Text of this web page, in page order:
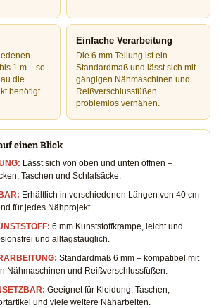
1 m – so
die
benötigt.
Einfache Verarbeitung
Die 6 mm Teilung ist ein
Standardmaß und lässt sich mit
gängigen Nähmaschinen und
Reißverschlussfüßen
problemlos vernähen.
einen Blick
Lässt sich von oben und unten öffnen –
Taschen und Schlafsäcke.
Erhältlich in verschiedenen Längen von 40 cm
für jedes Nähprojekt.
6 mm Kunststoffkrampe, leicht und
und alltagstauglich.
Standardmaß 6 mm – kompatibel mit
Nähmaschinen und Reißverschlussfüßen.
Geeignet für Kleidung, Taschen,
und viele weitere Näharbeiten.